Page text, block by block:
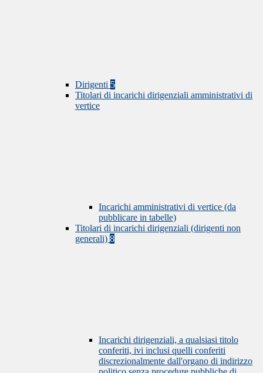
Dirigenti 5
Titolari di incarichi dirigenziali amministrativi di
vertice
Incarichi amministrativi di vertice (da
pubblicare in tabelle)
Titolari di incarichi dirigenziali (dirigenti non
generali) 8
Incarichi dirigenziali, a qualsiasi titolo
conferiti, ivi inclusi quelli conferiti
discrezionalmente dall'organo di indirizzo